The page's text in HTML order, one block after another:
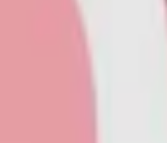
10,4 mg nikotin per prilla.
ihållande release av både nikotin
i faktarutan ovan. Där
etablerat sig som en